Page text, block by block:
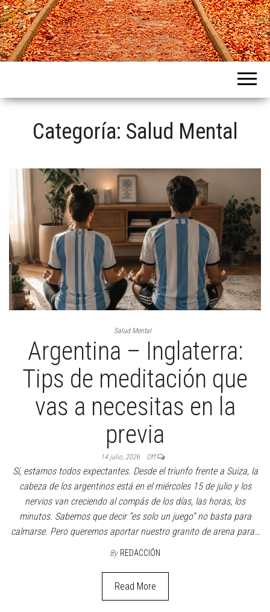
Intercountries
Categoría: Salud Mental
Salud Mental
Argentina – Inglaterra:
Tips de meditación que
vas a necesitas en la
previa
14 julio, 2026 Off
Sí, estamos todos expectantes. Desde el triunfo frente a Suiza, la
cabeza de los argentinos está en el miércoles 15 de julio y los
nervios van creciendo al compás de los días, las horas, los
minutos. Sabemos que decir “es solo un juego” no basta para
calmarse. Pero queremos aportar nuestro granito de arena para…
By REDACCIÓN
Read More